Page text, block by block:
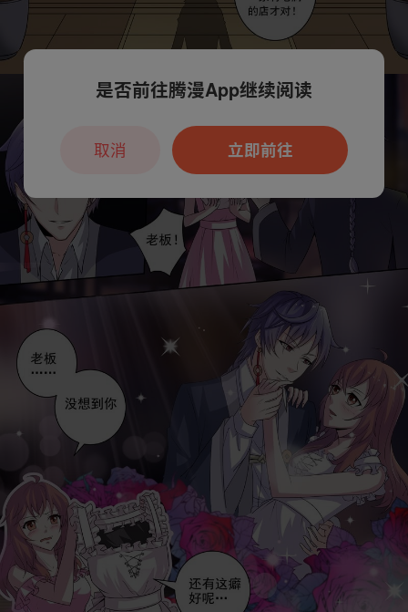
是否前往腾漫App继续阅读
立即前往
取消